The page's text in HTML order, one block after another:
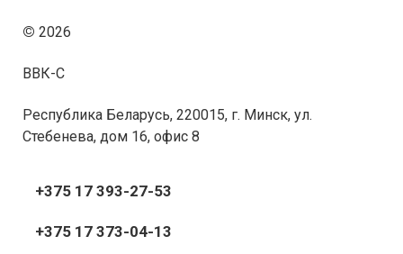
© 2026
ВВК-С
Республика Беларусь, 220015, г. Минск, ул.
Стебенева, дом 16, офис 8
+375 17 393-27-53
+375 17 373-04-13